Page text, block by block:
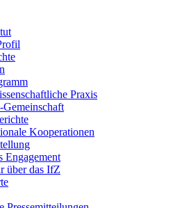
Praxis
Kooperationen
Engagement
über das IfZ